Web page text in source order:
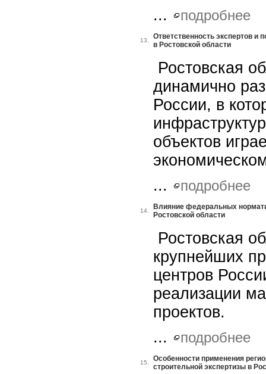
...
подробнее
13.
Ответственность экспертов и
в Ростовской области
Ростовская
динамично
России, в
объектов
...
подробнее
14.
Влияние федеральных
Ростовской области
Ростовская
крупнейших
центров
реализации
проектов.
...
подробнее
15.
Особенности применения
строительной экспертизы в